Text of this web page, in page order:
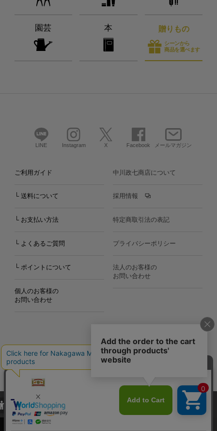
園芸 本 贈りもの
シーンから
商品を選べます
LINE Instagram X Facebook メールマガジン
ご利用ガイド
└ 送料について
└ お支払い方法
└ よくあるご質問
└ ポイントについて
個人のお客様の
お問い合わせ
中川政七商店について
採用情報
特定商取引法の表記
プライバシーポリシー
法人のお客様の
お問い合わせ
Copyright©2000
Nakagawa Masashichi Shoten All Rights Reserved.
当サイトでは、当サイト内における閲覧履歴・属性情報などの取得およ
び利便性向上のためにクッキー（Cookie）を使用いたします。詳細に
関しては「プライバシーポリシー